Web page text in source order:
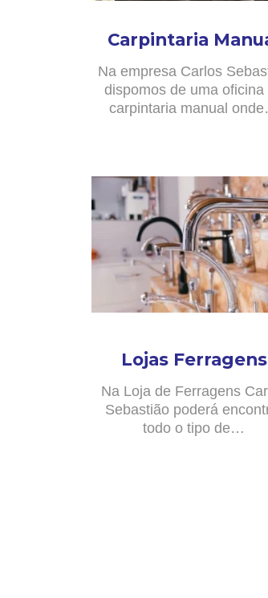
Carpintaria
Na empresa Carlos
dispomos de uma oficina
carpintaria manual
Lojas Ferragens
Na Loja de Ferragens
Sebastião poderá
todo o tipo de…